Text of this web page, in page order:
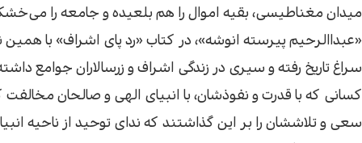
گفت‌وگو
اقتصاد
کودک و نوجوان
میدان مغناطیسی، بقیه اموال را هم بلعیده و جامعه را
«عبداالرحیم پیرسته انوشه»، در کتاب «رد پای اشراف» با همین
سراغ تاریخ رفته و سیری در زندگی اشراف و زرسالاران جوامع
کسانی که با قدرت و نفوذشان، با انبیای الهی و صالحان مخالفت
سعی و تلاششان را بر این گذاشتند که ندای توحید از ناحیه